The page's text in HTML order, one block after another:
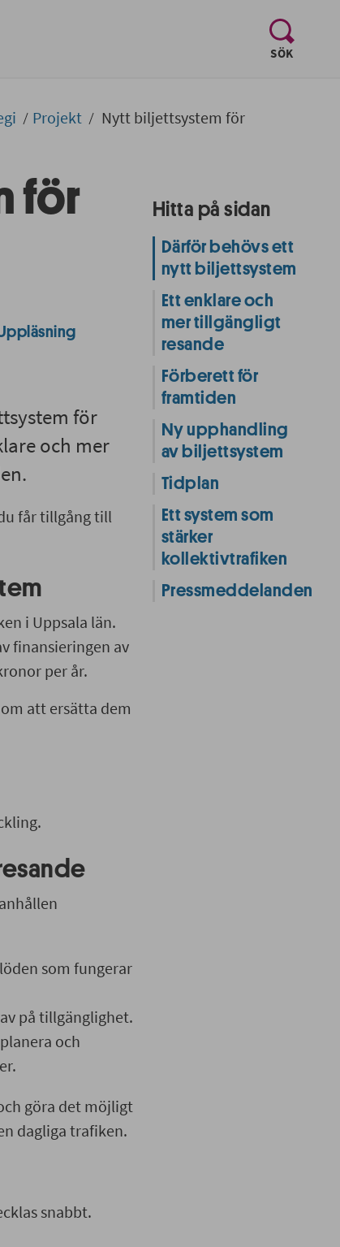
SÖK
, visa
Projekt
Nytt biljettsystem för
för
för
och mer
får tillgång till
i Uppsala län.
finansieringen av
per år.
att ersätta dem
som fungerar
på tillgänglighet.
och
göra det möjligt
dagliga trafiken.
snabbt.
Hitta på sidan
Därför behövs ett
nytt biljettsystem
Ett enklare och
mer tillgängligt
resande
Förberett för
framtiden
Ny upphandling
av biljettsystem
Tidplan
Ett system som
stärker
kollektivtrafiken
Pressmeddelanden